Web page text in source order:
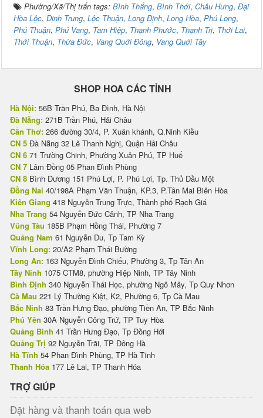
Phường/Xã/Thị trấn tags: Bình Thắng, Bình Thới, Châu Hưng, Đại
Hòa Lộc, Định Trung, Lộc Thuận, Long Định, Long Hòa, Phú Long,
Phú Thuận, Phú Vang, Tam Hiệp, Thạnh Phước, Thạnh Trị, Thới Lai,
Thới Thuận, Thừa Đức, Vang Quới Đông, Vang Quới Tây
SHOP HOA CÁC TỈNH
Hà Nội: 56B Trần Phú, Ba Đình, Hà Nội
Đà Nẵng: 271B Trần Phú, Hải Châu
Cần Thơ: 266 đường 30/4, P. Xuân khánh, Q.Ninh Kiều
CN 5 Đà Nẵng 32 Lê Thanh Nghị, Quận Hải Châu
CN 6 71 Trường Chinh, Phường Xuân Phú, TP Huế
CN 7 Lâm Đồng 05 Phan Đình Phùng
CN 8 Bình Dương 151 Phú Lợi, P. Phú Lợi, Tp. Thủ Dầu Một
Đồng Nai 40/198A Phạm Văn Thuận, KP.3, P.Tân Mai Biên Hòa
Kiên Giang 418 Nguyễn Trung Trực, Thành phố Rạch Giá
Nha Trang 54 Nguyễn Đức Cảnh, TP Nha Trang
Vũng Tàu 185B Phạm Hồng Thái, Phường 7
Quảng Nam 61 Nguyễn Du, Tp Tam Kỳ
Vĩnh Long: 20/A2 Phạm Thái Bường
Long An: 163 Nguyễn Đình Chiểu, Phường 3, Tp Tân An
Tây Ninh 1075 CTM8, phường Hiệp Ninh, TP Tây Ninh
Bình Định 340 Nguyễn Thái Học, phường Ngô Mây, Tp Quy Nhơn
Cà Mau 221 Lý Thường Kiệt, K2, Phường 6, Tp Cà Mau
Bắc Ninh 83 Trần Hưng Đạo, phường Tiền An, TP Bắc Ninh
Phú Yên 30A Nguyễn Công Trứ, TP Tuy Hòa
Quảng Bình 41 Trần Hưng Đạo, Tp Đồng Hới
Quảng Trị 92 Nguyễn Trãi, TP Đông Hà
Hà Tĩnh 54 Phan Đình Phùng, TP Hà Tĩnh
Thanh Hóa 177 Lê Lai, TP Thanh Hóa
TRỢ GIÚP
Đặt hàng và thanh toán qua web